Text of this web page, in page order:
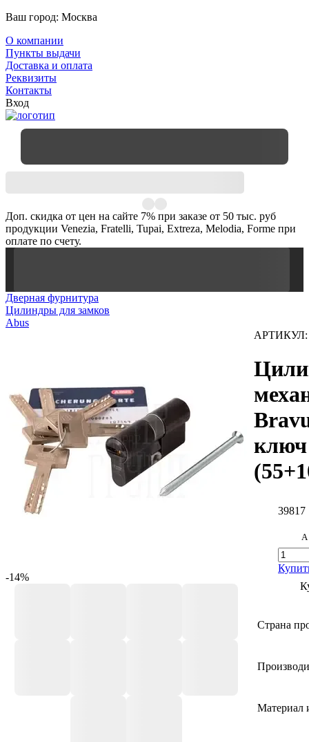
Ваш город: Москва
О компании
Пункты выдачи
Доставка и оплата
Реквизиты
Контакты
Вход
Доп. скидка от цен на сайте 7% при заказе от 50 тыс. руб
продукции Venezia, Fratelli, Tupai, Extreza, Melodia, Forme при
оплате по счету.
Дверная фурнитура
Цилиндры для замков
Abus
-14%
ключ
39817
Страна
Материал